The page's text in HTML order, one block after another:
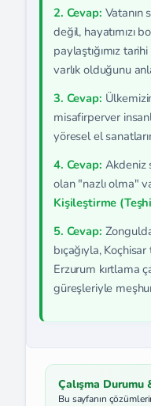
2. Cevap: Vatanın
değil, hayatımızı
paylaştığımız
varlık olduğunu
3. Cevap:
misafirperver
yöresel el
4. Cevap: Akdeniz
olan "nazlı olma"
Kişileştirme
5. Cevap:
bıçağıyla,
Erzurum kırtlama
güreşleriyle
Çalışma
Bu sayfanın